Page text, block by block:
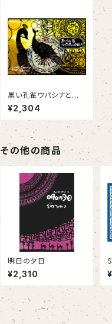
黒い孔雀ウパシナとの
出会い
¥2,304
その他の商品
明日の夕日
¥2,310